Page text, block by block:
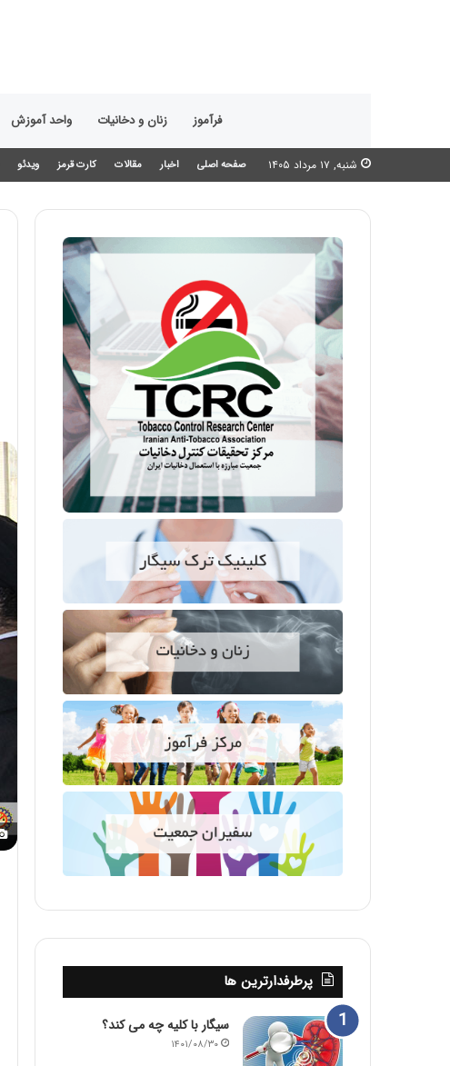
فرآموز زنان و دخانیات واحد آموزش
شنبه, ۱۷ مرداد ۱۴۰۵ صفحه اصلی اخبار مقالات کارت قرمز ویدئو
پرطرفدارترین ها
سیگار با کلیه چه می کند؟
۱۴۰۱/۰۸/۳۰